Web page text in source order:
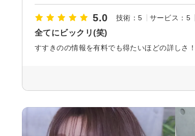
5.0 技術：5 サービス：5
全てにビックリ(笑)